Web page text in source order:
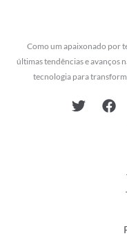
Como um apaixonado por
últimas tendências e avanços
tecnologia para